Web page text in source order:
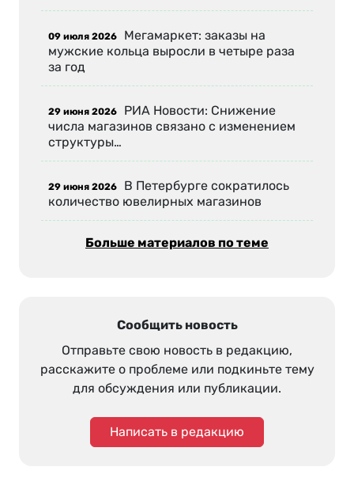
09 июля 2026 Мегамаркет: заказы на
мужские кольца выросли в четыре раза
за год
29 июня 2026 РИА Новости: Снижение
числа магазинов связано с изменением
структуры…
29 июня 2026 В Петербурге сократилось
количество ювелирных магазинов
Больше материалов по теме
Сообщить новость
Отправьте свою новость в редакцию,
расскажите о проблеме или подкиньте тему
для обсуждения или публикации.
Написать в редакцию